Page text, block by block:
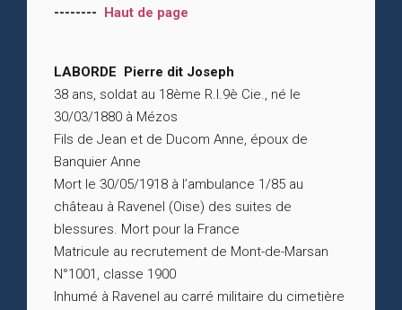
-------- Haut de page
LABORDE Pierre dit Joseph
38 ans, soldat au 18ème R.I.9è Cie., né le
30/03/1880 à Mézos
Fils de Jean et de Ducom Anne, époux de
Banquier Anne
Mort le 30/05/1918 à l’ambulance 1/85 au
château à Ravenel (Oise) des suites de
blessures. Mort pour la France
Matricule au recrutement de Mont-de-Marsan
N°1001, classe 1900
Inhumé à Ravenel au carré militaire du cimetière